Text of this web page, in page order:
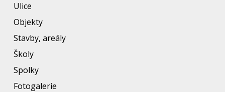
Ulice
Objekty
Stavby, areály
Školy
Spolky
Fotogalerie